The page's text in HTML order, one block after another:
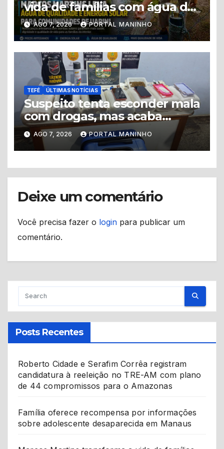
vida de famílias com água de
qualidade e energia solar em
Uarini
AGO 7, 2026 PORTAL MANINHO
TEFÉ ÚLTIMAS NOTÍCIAS
Suspeito tenta esconder mala
com drogas, mas acaba
levando a polícia até ponto
de tráfico
AGO 7, 2026 PORTAL MANINHO
Deixe um comentário
Você precisa fazer o login para publicar um
comentário.
Posts Recentes
Roberto Cidade e Serafim Corrêa registram
candidatura à reeleição no TRE-AM com plano
de 44 compromissos para o Amazonas
Família oferece recompensa por informações
sobre adolescente desaparecida em Manaus